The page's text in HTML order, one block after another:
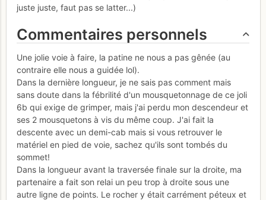
juste juste, faut pas se latter...)
Commentaires personnels
Une jolie voie à faire, la patine ne nous a pas gênée (au
contraire elle nous a guidée lol).
Dans la dernière longueur, je ne sais pas comment mais
sans doute dans la fébrilité d'un mousquetonnage de ce joli
6b qui exige de grimper, mais j'ai perdu mon descendeur et
ses 2 mousquetons à vis du même coup. J'ai fait la
descente avec un demi-cab mais si vous retrouver le
matériel en pied de voie, sachez qu'ils sont tombés du
sommet!
Dans la longueur avant la traversée finale sur la droite, ma
partenaire a fait son relai un peu trop à droite sous une
autre ligne de points. Le rocher y était carrément péteux et